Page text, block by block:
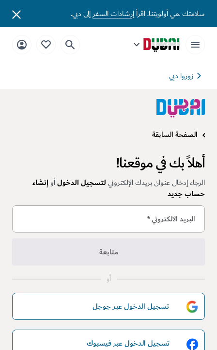
سلامتك هي أولويتنا. اقرأإرشادات السفرإلى دبي.
زوروا دبي
الصفحة السابقة
أهلاً بك في موقعنا!
الرجاء إدخال عنوان بريدك الإلكترونيلتسجيل الدخولأوإنشاء
حساب جديد
البريد الالكتروني*
متابعة
أو
تسجيل الدخول عبر جوجل
تسجيل الدخول عبر فيسبوك